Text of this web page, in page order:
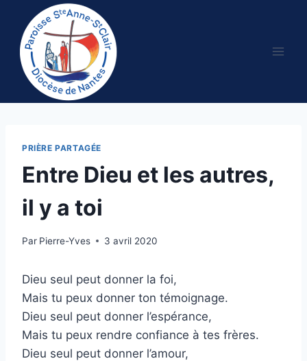
contenu
PRIÈRE PARTAGÉE
Entre Dieu et les autres,
il y a toi
Par Pierre-Yves 3 avril 2020
Dieu seul peut donner la foi,
Mais tu peux donner ton témoignage.
Dieu seul peut donner l’espérance,
Mais tu peux rendre confiance à tes frères.
Dieu seul peut donner l’amour,